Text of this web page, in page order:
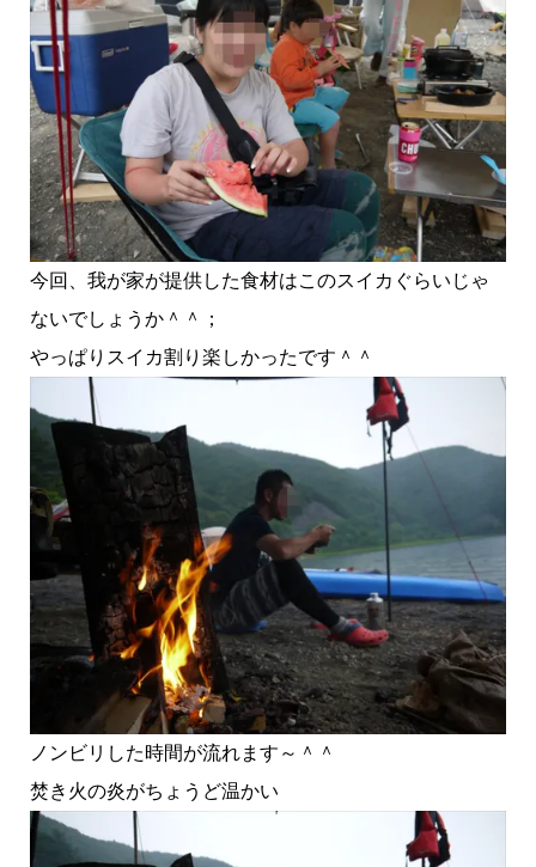
今回、我が家が提供した食材はこのスイカぐらいじゃ
ないでしょうか＾＾；
やっぱりスイカ割り楽しかったです＾＾
ノンビリした時間が流れます～＾＾
焚き火の炎がちょうど温かい